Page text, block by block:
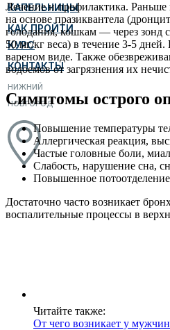
КАПЕЛЬНИЦЫ
КАК ПРОЙТИ
КУРС
КОНТАКТЫ
НИЖНИЙ
НОВГОРОД
Лечение и профилактика. Раньше
на основе празиквантела
голодания, кошкам — через зонд
50 мг/кг веса) в течение 3-5
вареном виде. Также
водоемов от загрязнения их
Симптомы острого
Повышение температуры
Аллергическая реакция,
Частые головные боли,
Слабость, нарушение сна,
Повышенное
Достаточно часто возникает
воспалительные процессы в
Читайте также:
От чего возникает у